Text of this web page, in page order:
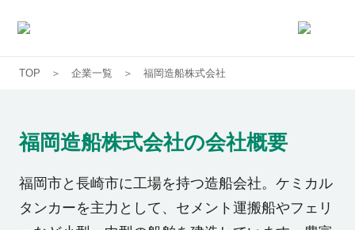
求人一覧
企業一覧
お気に入り求人
TOP 企業一覧 福岡造船株式会社
福岡造船株式会社の会社概要
福岡市と長崎市に工場を持つ造船会社。ケミカル
タンカーを主力として、セメント運搬船やフェリ